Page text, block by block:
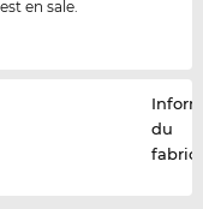
en sale.
du